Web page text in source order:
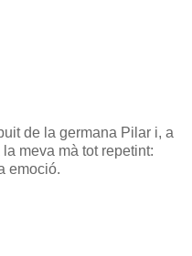
de la germana Pilar i, a
la meva mà tot repetint:
emoció.